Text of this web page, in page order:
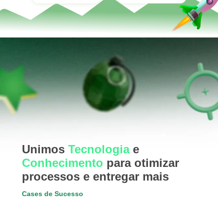
Unimos Tecnologiae
Conhecimento para otimizar
processos e entregar mais
Cases de Sucesso